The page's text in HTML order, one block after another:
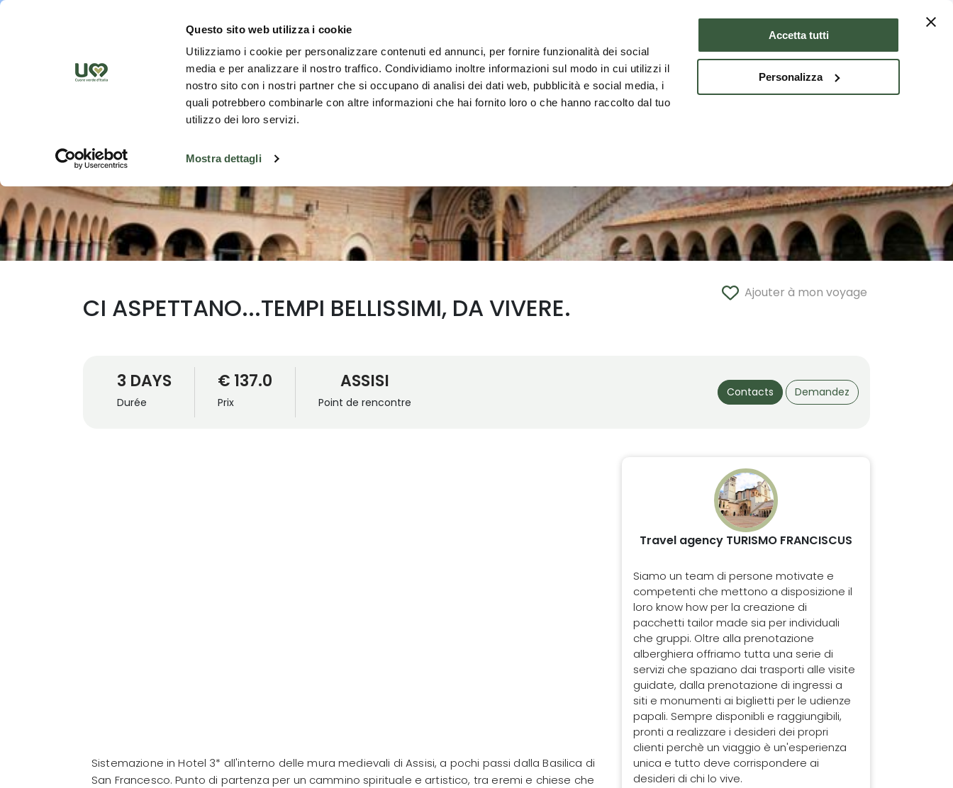
Questo sito web utilizza i cookie
Utilizziamo i cookie per personalizzare contenuti ed annunci, per fornire funzionalità dei social
media e per analizzare il nostro traffico. Condividiamo inoltre informazioni sul modo in cui utilizzi il
nostro sito con i nostri partner che si occupano di analisi dei dati web, pubblicità e social media, i
quali potrebbero combinarle con altre informazioni che hai fornito loro o che hanno raccolto dal tuo
utilizzo dei loro servizi.
Mostra dettagli
Accetta tutti
Personalizza
Découvrez la région
Ajouter à mon voyage
CI ASPETTANO...TEMPI BELLISSIMI, DA VIVERE.
3 DAYS
Durée
€ 137.0
Prix
ASSISI
Point de rencontre
Contacts Demandez
Sistemazione in Hotel 3* all'interno delle mura medievali di Assisi, a pochi passi dalla Basilica di
San Francesco. Punto di partenza per un cammino spirituale e artistico, tra eremi e chiese che
Travel agency TURISMO FRANCISCUS
Siamo un team di persone motivate e
competenti che mettono a disposizione il
loro know how per la creazione di
pacchetti tailor made sia per individuali
che gruppi. Oltre alla prenotazione
alberghiera offriamo tutta una serie di
servizi che spaziano dai trasporti alle visite
guidate, dalla prenotazione di ingressi a
siti e monumenti ai biglietti per le udienze
papali. Sempre disponibli e raggiungibili,
pronti a realizzare i desideri dei propri
clienti perchè un viaggio è un'esperienza
unica e tutto deve corrispondere ai
desideri di chi lo vive.